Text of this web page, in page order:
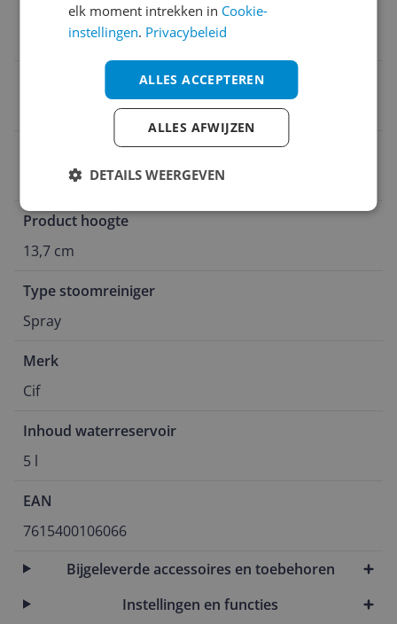
Zuig functionaliteit
Product lengte
28,3 cm
Product hoogte
13,7 cm
Type stoomreiniger
Spray
Merk
Cif
Inhoud waterreservoir
5 l
EAN
7615400106066
Bijgeleverde accessoires en toebehoren
Instellingen en functies
elk moment intrekken in Cookie-
instellingen. Privacybeleid
ALLES ACCEPTEREN
ALLES AFWIJZEN
DETAILS WEERGEVEN